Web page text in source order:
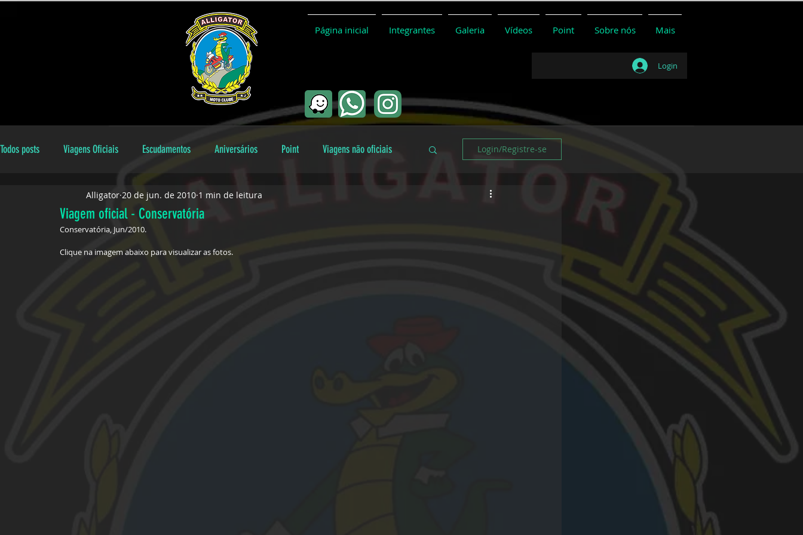
Página inicial Integrantes Galeria Vídeos Point Sobre nós Mais
Login
Todos posts Viagens Oficiais Escudamentos Aniversários Point Viagens não oficiais
Aniversariantes galeria Dicas
Login/Registre-se
Viagem oficial - Conservatória
Alligator 20 de jun. de 2010 1 min de leitura
Conservatória, Jun/2010.
Clique na imagem abaixo para visualizar as fotos.